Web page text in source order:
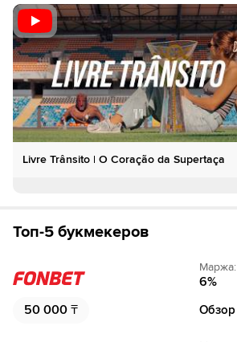
Livre Trânsito | O Coração da Supertaça
Топ-5 букмекеров
50 000 ₸
Маржа:
6%
Обзор